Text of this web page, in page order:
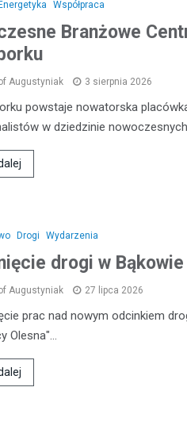
Energetyka Współpraca
Branżowe
Augustyniak 3 sierpnia 2026
powstaje nowatorska
w dziedzinie
Drogi Wydarzenia
drogi w
Augustyniak 27 lipca 2026
prac nad nowym odcinkiem
Olesna"…